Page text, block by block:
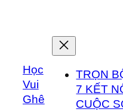
dungHọc
Vui
Ghê
TRỌN
7 KẾT
CUỘC